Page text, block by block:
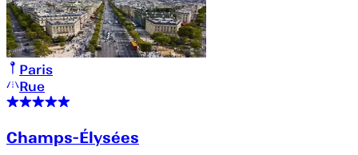
Paris
Rue
Champs-Élysées